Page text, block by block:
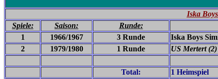
Iska
Spiele:
Saison:
Runde:
1
1966/1967 3 Runde
Iska Boys
2
1979/1980 1 Runde US Mertert (2)
Total:
1 Heimspiel